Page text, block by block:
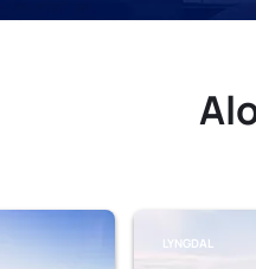
LYNGDAL